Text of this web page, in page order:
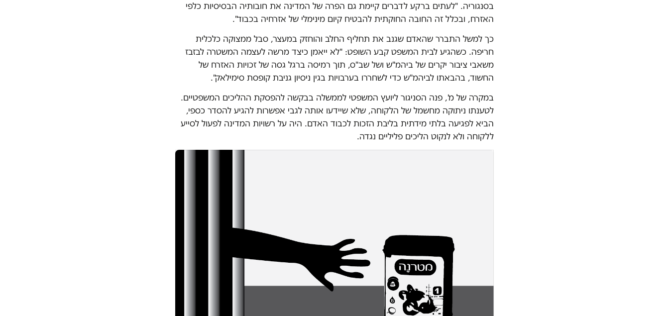
בסנגוריה. "לעתים ברקע לדברים קיימת גם הפרה של המדינה את חובותיה הבסיסיות כלפי
האזרח, ובכלל זה החובה החוקתית להבטיח קיום מינימלי של אזרחיה בכבוד".
כך למשל התברר שהאדם שגנב את תחליף החלב והוחזק במעצר, סבל ממצוקה כלכלית
חריפה. כשהגיע לבית המשפט קבע השופט: "לא ייאמן כיצד מרשה לעצמה המשטרה לבזבז
משאבי ציבור יקרים של ביהמ"ש ושל שב"ס, תוך רמיסה ברגל גסה של זכויות האזרח של
החשוד, בהבאתו לביהמ"ש כדי לשחררו בערבויות בגין ניסיון גניבת קופסת סימילאק".
במקרה של מ', פנה הסניגור ליועץ המשפטי לממשלה בבקשה להפסקת ההליכים המשפטיים.
לטענתו ניתוקה מחשמל של הלקוחה, שלא שיידעו אותה לגבי אפשרות להגיע להסדר כספי,
הביא לפגיעה בלתי מידתית בליבת הזכות לכבוד האדם. היה על רשויות המדינה לפעול לסייע
ללקוחה ולא לנקוט הליכים פליליים נגדה.